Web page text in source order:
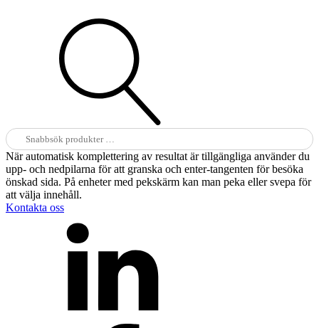
Sök
efter:
När automatisk komplettering av resultat är tillgängliga använder du
upp- och nedpilarna för att granska och enter-tangenten för besöka
önskad sida. På enheter med pekskärm kan man peka eller svepa för
att välja innehåll.
Kontakta oss